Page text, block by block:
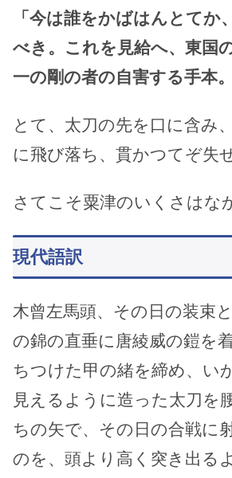
「今は誰をかばはんとてか
べき。これを見給へ、東国
一の剛の者の自害する手本。
とて、太刀の先を口に含み
に飛び落ち、貫かつてぞ失
さてこそ粟津のいくさはな
現代語訳
木曾左馬頭、その日の装束
の錦の直垂に唐綾威の鎧を
ちつけた甲の緒を締め、い
見えるように造った太刀を
ちの矢で、その日の合戦に
のを、頭より高く突き出る